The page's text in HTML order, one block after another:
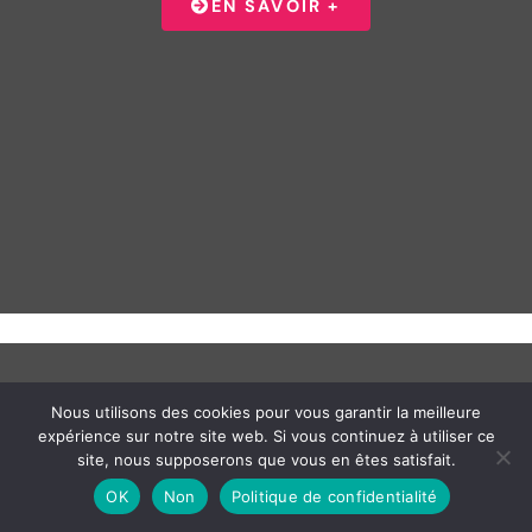
EN SAVOIR +
Clé perdue ou bloquée dans le 3ème arrondissement ?
Nous utilisons des cookies pour vous garantir la meilleure
expérience sur notre site web. Si vous continuez à utiliser ce
site, nous supposerons que vous en êtes satisfait.
OK
Non Politique de confidentialité